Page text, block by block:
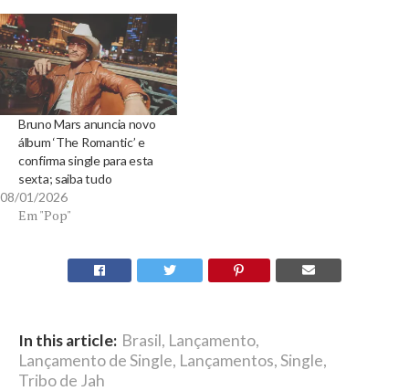
Bruno Mars anuncia novo
álbum ‘The Romantic’ e
confirma single para esta
sexta; saiba tudo
08/01/2026
Em "Pop"
In this article: Brasil, Lançamento,
Lançamento de Single, Lançamentos,Single,
Tribo de Jah